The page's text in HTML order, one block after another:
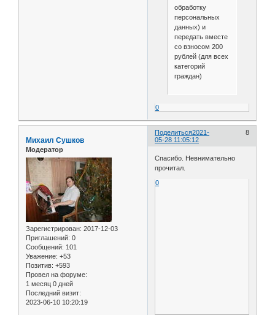
обработку
персональных
данных) и
передать вместе
со взносом 200
рублей (для всех
категорий
граждан)
0
Поделиться 8
2021-
05-28 11:05:12
Михаил Сушков
Модератор
Зарегистрирован: 2017-12-03
Приглашений: 0
Сообщений: 101
Уважение: +53
Позитив: +593
Провел на форуме:
1 месяц 0 дней
Последний визит:
2023-06-10 10:20:19
Спасибо. Невнимательно
прочитал.
0